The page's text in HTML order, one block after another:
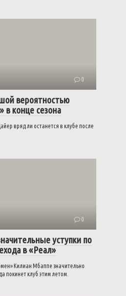
0
вероятностью
в конце сезона
вряд ли останется в клубе после
0
уступки по
в «Реал»
Килиан Мбаппе значительно
покинет клуб этим летом.